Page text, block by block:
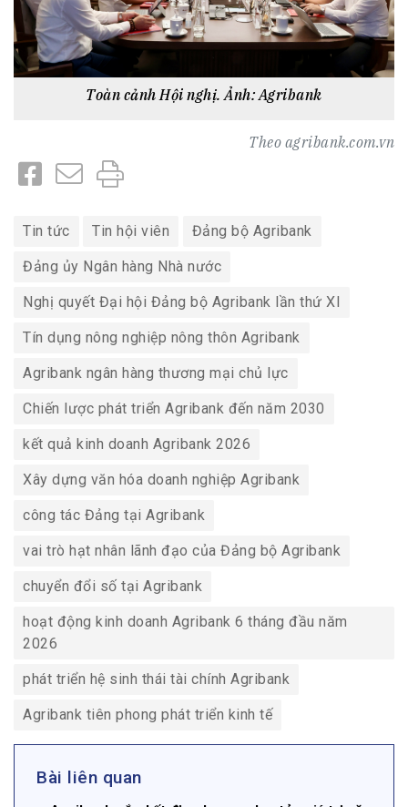
Toàn cảnh Hội nghị. Ảnh: Agribank
Theo agribank.com.vn
Tin tức Tin hội viên Đảng bộ Agribank
Đảng ủy Ngân hàng Nhà nước
Nghị quyết Đại hội Đảng bộ Agribank lần thứ XI
Tín dụng nông nghiệp nông thôn Agribank
Agribank ngân hàng thương mại chủ lực
Chiến lược phát triển Agribank đến năm 2030
kết quả kinh doanh Agribank 2026
Xây dựng văn hóa doanh nghiệp Agribank
công tác Đảng tại Agribank
vai trò hạt nhân lãnh đạo của Đảng bộ Agribank
chuyển đổi số tại Agribank
hoạt động kinh doanh Agribank 6 tháng đầu năm
2026
phát triển hệ sinh thái tài chính Agribank
Agribank tiên phong phát triển kinh tế
Bài liên quan